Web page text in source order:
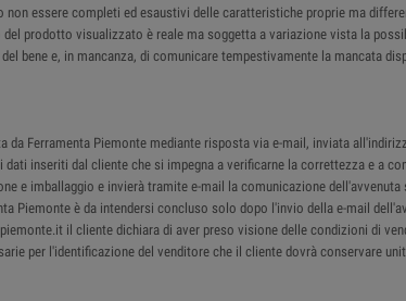
essere completi ed esaustivi delle caratteristiche proprie ma
prodotto visualizzato è reale ma soggetta a variazione vista la
bene e, in mancanza, di comunicare tempestivamente la mancata
da Ferramenta Piemonte mediante risposta via e-mail, inviata
inseriti dal cliente che si impegna a verificarne la correttezza e a
e imballaggio e invierà tramite e-mail la comunicazione
Piemonte è da intendersi concluso solo dopo l'invio della e-mail
il cliente dichiara di aver preso visione delle condizioni di
per l'identificazione del venditore che il cliente dovrà conservare